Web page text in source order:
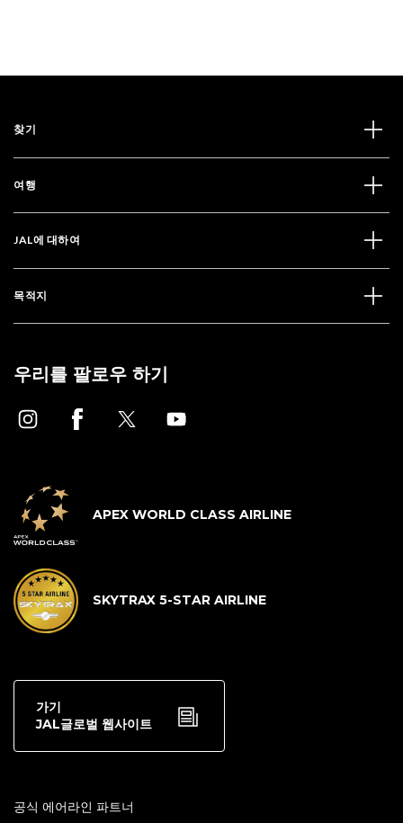
찾기
여행
JAL에 대하여
목적지
우리를 팔로우 하기
APEX WORLD CLASS AIRLINE
SKYTRAX 5-STAR AIRLINE
가기
JAL글로벌 웹사이트
공식 에어라인 파트너